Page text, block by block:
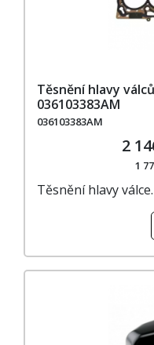
Těsnění hlavy
036103383AM
036103383AM
2
1
Těsnění hlavy